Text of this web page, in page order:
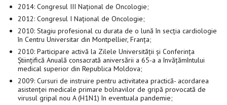
2014: Congresul III Național de Oncologie;
2012: Congresul I Național de Oncologie;
2010: Stagiu profesional cu durata de o lună în secția cardiologie
în Centru Universitar din Montpellier, Franța;
2010: Participare activă la Zilele Universității și Conferința
Științifică Anuală consacrată aniversării a 65-a a învățămîntului
medical superior din Republica Moldova;
2009: Cursuri de instruire pentru activitatea practică- acordarea
asistenței medicale primare bolnavilor de gripă provocată de
virusul gripal nou A (H1N1) în eventuala pandemie;